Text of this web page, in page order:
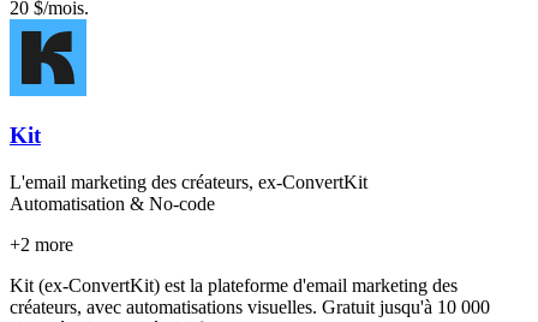
20 $/mois.
Kit
L'email marketing des créateurs, ex-ConvertKit
Automatisation & No-code
+2 more
Kit (ex-ConvertKit) est la plateforme d'email marketing des
créateurs, avec automatisations visuelles. Gratuit jusqu'à 10 000